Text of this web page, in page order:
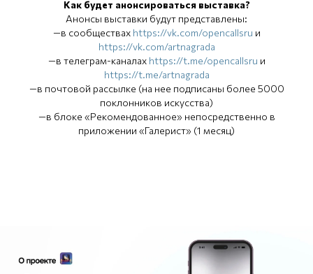
Как будет анонсироваться выставка?
Анонсы выставки будут представлены:
—в сообществах https://vk.com/opencallsru и
https://vk.com/artnagrada
—в телеграм-каналах https://t.me/opencallsru и
https://t.me/artnagrada
—в почтовой рассылке (на нее подписаны более 5000
поклонников искусства)
—в блоке «Рекомендованное» непосредственно в
приложении «Галерист» (1 месяц)